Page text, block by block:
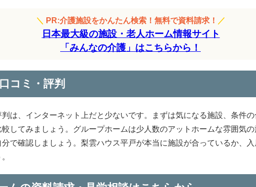
＼ PR:介護施設をかんたん検索！無料で資料請求！ ／
日本最大級の施設・老人ホーム情報サイト
「みんなの介護」はこちらから！
コミ・評判
は、インターネット上だと少ないです。まずは気になる施設、条件の
してみましょう。グループホームは少人数のアットホームな雰囲気
で確認しましょう。梨雲ハウス平戸が本当に施設が合っているか、